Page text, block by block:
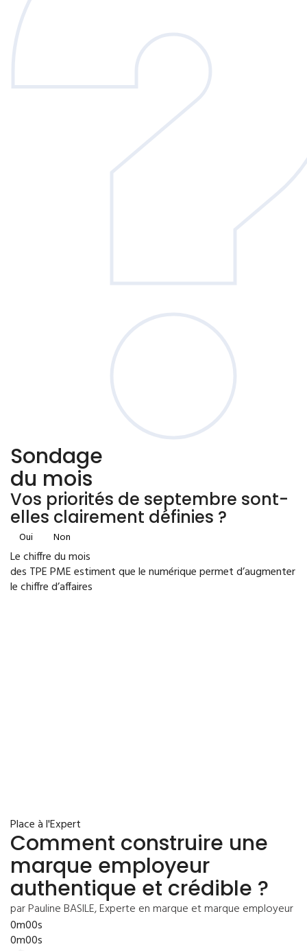
Sondage
du mois
Vos priorités de septembre sont-
elles clairement définies ?
Oui Non
Le chiffre du mois
des TPE PME estiment que le numérique permet d’augmenter
le chiffre d’affaires
Place à l'Expert
Comment construire une
marque employeur
authentique et crédible ?
par Pauline BASILE, Experte en marque et marque employeur
0m00s
0m00s